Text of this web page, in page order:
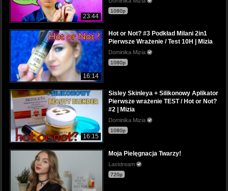
23:44
1080p
16:14
Hot or Not? #3 Podkład Milani 2in1
Pierwsze Wrażenie / Test 10H | Mizia
Dominika Mizia
1080p
16:15
Sisley Skinleya + Silikonowy Aplikator
Pierwsze wrażenie TEST / Hot or Not?
#2 | Mizia
Dominika Mizia
1080p
Moja Pielęgnacja Twarzy!
Lastdream
720p